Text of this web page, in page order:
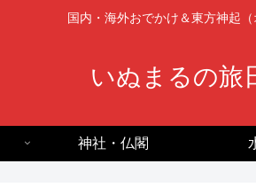
国内・海外おでかけ＆東方神起（
いぬまるの旅
神社・仏閣